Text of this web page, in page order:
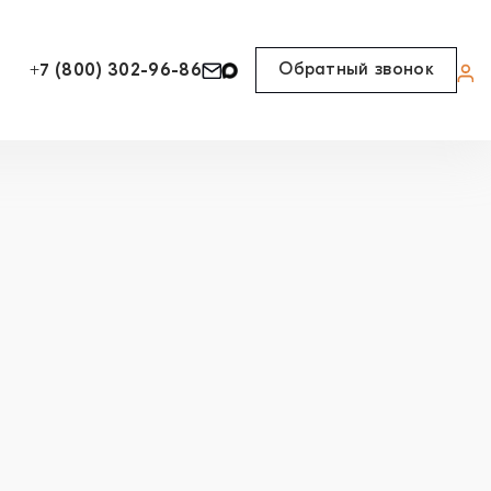
+7 (800) 302-96-86 Обратный звонок